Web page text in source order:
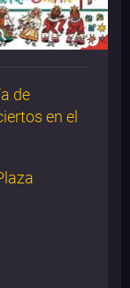
de
en el